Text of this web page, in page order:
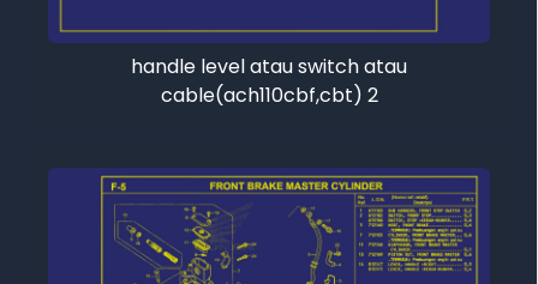
handle level atau switch atau
cable(ach110cbf,cbt) 2